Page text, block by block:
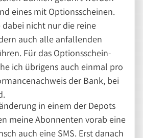
eines mit Optionsscheinen.
nicht nur die reine
auch alle anfallenden
Für das Optionsschein-
ich übrigens auch einmal pro
der Bank, bei
in einem der Depots
meine Abonnenten vorab eine
auch eine SMS. Erst danach